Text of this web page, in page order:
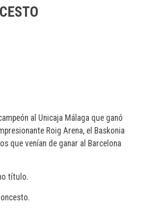
al Unicaja Málaga que ganó
Roig Arena, el Baskonia
que venían de ganar al Barcelona
título.